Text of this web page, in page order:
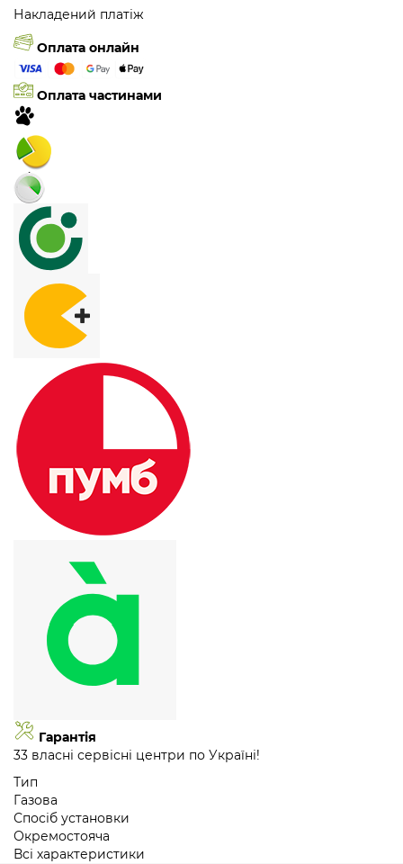
Накладений платіж
Оплата онлайн
Оплата частинами
Гарантія
33 власні сервісні центри по Україні!
Тип
Газова
Спосіб установки
Окремостояча
Всі характеристики